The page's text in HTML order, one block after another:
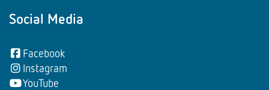
Social Media
Facebook
Instagram
YouTube